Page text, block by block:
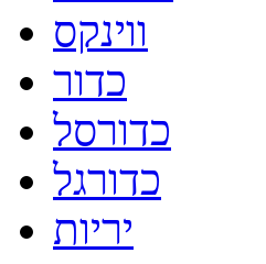
ווינקס
כדור
כדורסל
כדורגל
יריות